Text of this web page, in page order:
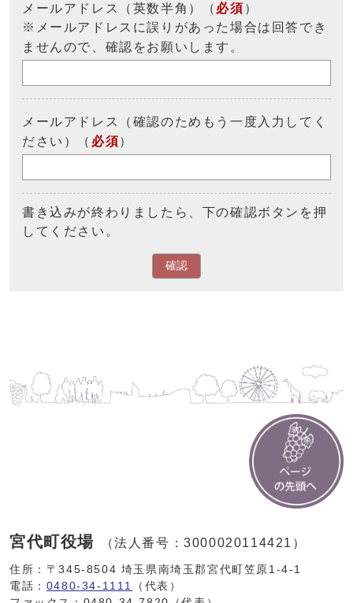
メールアドレス（英数半角）（ 必須 ）
※メールアドレスに誤りがあった場合は回答でき
ませんので、確認をお願いします。
メールアドレス（確認のためもう一度入力してく
ださい）（ 必須）
書き込みが終わりましたら、下の確認ボタンを押
してください。
確認
宮代町役場 （法人番号：3000020114421）
住所：〒345-8504 埼玉県南埼玉郡宮代町笠原1-4-1
電話： 0480-34-1111
（代表）